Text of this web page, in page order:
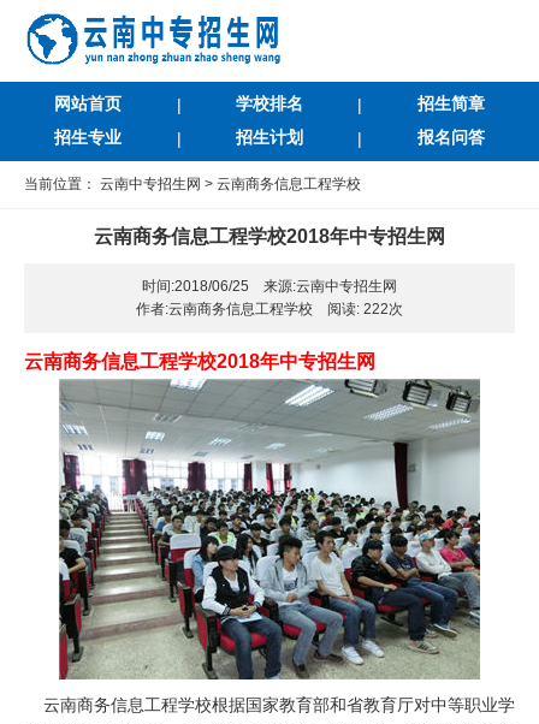
网站首页 | 学校排名 |
招生简章
招生专业
| 招生计划 | 报名问答
当前位置： 云南中专招生网 > 云南商务信息工程学校
云南商务信息工程学校2018年中专招生网
时间:2018/06/25 来源:云南中专招生网
作者:云南商务信息工程学校 阅读: 222次
云南商务信息工程学校2018年中专招生网
云南商务信息工程学校根据国家教育部和省教育厅对中等职业学